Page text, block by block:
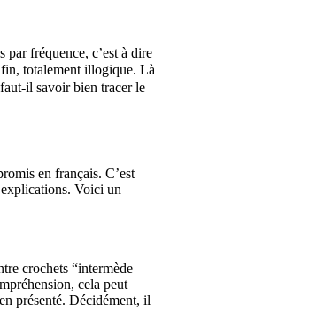
par fréquence, c’est à dire
totalement illogique. Là
il savoir bien tracer le
en français. C’est
Voici un
crochets “intermède
cela peut
présenté. Décidément, il